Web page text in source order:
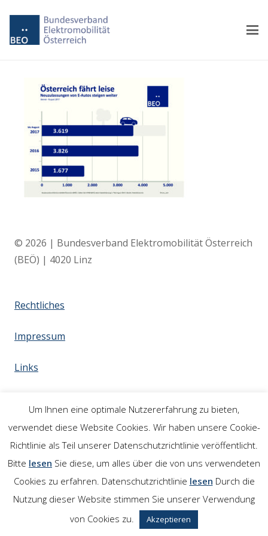
© 2026 | Bundesverband Elektromobilität Österreich
(BEÖ) | 4020 Linz
Rechtliches
Impressum
Links
Um Ihnen eine optimale Nutzererfahrung zu bieten,
verwendet diese Website Cookies. Wir haben unsere Cookie-
Richtlinie als Teil unserer Datenschutzrichtlinie veröffentlicht.
Bitte lesen Sie diese, um alles über die von uns verwendeten
Cookies zu erfahren. Datenschutzrichtlinie lesen Durch die
Nutzung dieser Website stimmen Sie unserer Verwendung
von Cookies zu.
Akzeptieren